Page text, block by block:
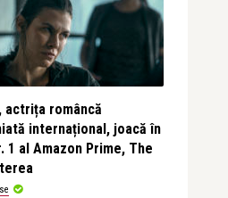
actrița româncă
internațional, joacă în
1 al Amazon Prime, The